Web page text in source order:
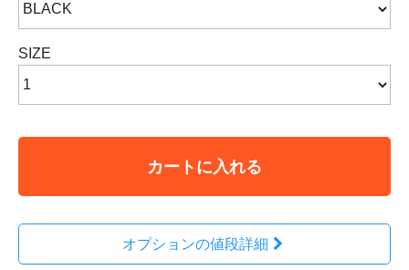
SIZE
カートに入れる
オプションの値段詳細